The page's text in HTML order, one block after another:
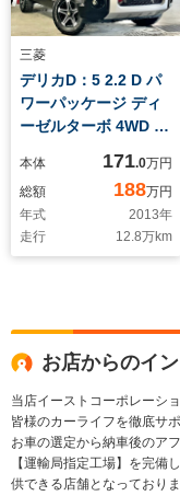
三菱
デリカD：5 2.2 D パ
ワーパッケージ ディ
ーゼルターボ 4WD 本
ンモニター
JAOSBATTLEZマフ
ラー&車高調
WEDS16インチホイ
ール 大型ルーフスポ
様 両側電動スライ
ド チッピンググリ
ETC
本体 171.0万円
総額
188万円
年式
2013年
走行
12.8万km
お店からのイ
当店イーストコーポレーシ
皆様のカーライフを徹底サ
お車の選定から納車後のア
【運輸局指定工場】を完備
供できる店舗となっておりま